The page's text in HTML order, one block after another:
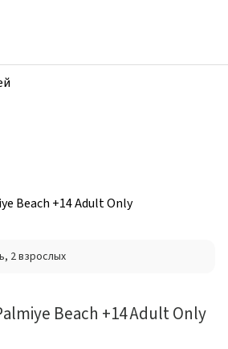
Beach +14 Adult Only
, 2 взрослых
Beach +14 Adult Only